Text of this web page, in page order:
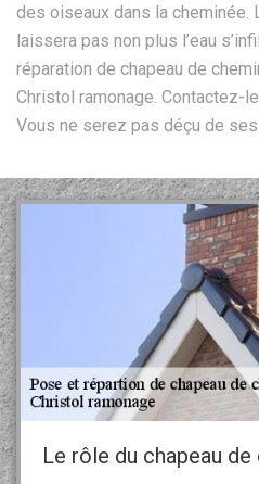
des oiseaux dans la cheminée.
laissera pas non plus l’eau
réparation de chapeau de
Christol ramonage. Contactez-
Vous ne serez pas déçu de
Le rôle du chapeau